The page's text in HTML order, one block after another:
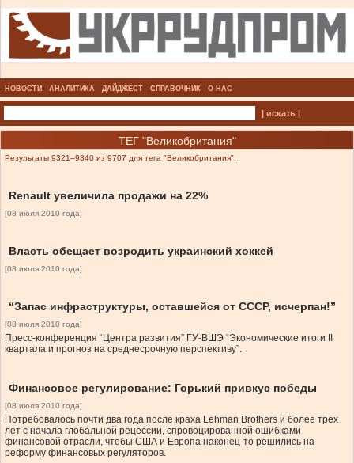
НОВОСТИ АНАЛИТИКА ДАЙДЖЕСТ СПРАВОЧНИК О НАС
| искать |
ТЕГ "Великобритания"
Результаты 9321–9340 из 9707 для тега "Великобритания".
Renault увеличила продажи на 22%
[08 июля 2010 года]
Власть обещает возродить украинский хоккей
[08 июля 2010 года]
“Запас инфраструктуры, оставшейся от СССР, исчерпан!”
[08 июля 2010 года]
Пресс-конференция “Центра развития” ГУ-ВШЭ “Экономические итоги II
квартала и прогноз на среднесрочную перспективу”.
Финансовое регулирование: Горький привкус победы
[08 июля 2010 года]
Потребовалось почти два года после краха Lehman Brothers и более трех
лет с начала глобальной рецессии, спровоцированной ошибками
финансовой отрасли, чтобы США и Европа наконец-то решились на
реформу финансовых регуляторов.